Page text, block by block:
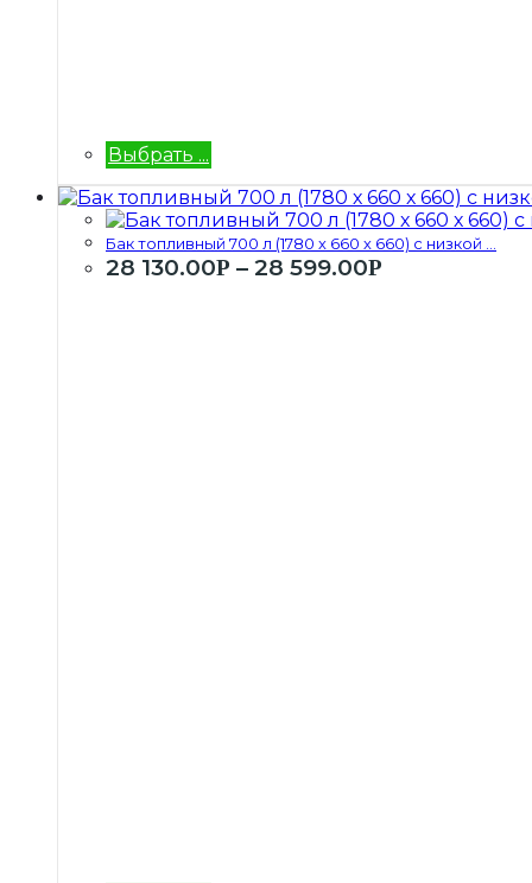
Выбрать ...
Бак топливный 700 л (1780 х 660 х 660) с низкой ...
28 130.00Р – 28 599.00Р